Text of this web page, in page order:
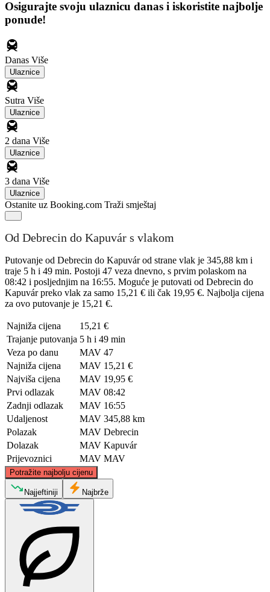
Osigurajte svoju ulaznicu danas i iskoristite najbolje
ponude!
Danas Više
Ulaznice
Sutra Više
Ulaznice
2 dana Više
Ulaznice
3 dana Više
Ulaznice
Ostanite uz Booking.com Traži smještaj
Od Debrecin do Kapuvár s vlakom
Putovanje od Debrecin do Kapuvár od strane vlak je 345,88 km i
traje 5 h i 49 min. Postoji 47 veza dnevno, s prvim polaskom na
08:42 i posljednjim na 16:55. Moguće je putovati od Debrecin do
Kapuvár preko vlak za samo 15,21 € ili čak 19,95 €. Najbolja cijena
za ovo putovanje je 15,21 €.
Najniža cijena
15,21 €
Trajanje putovanja 5 h i 49 min
Veza po danu
MAV 47
Najniža cijena
MAV 15,21 €
Najviša cijena
MAV 19,95 €
Prvi odlazak
MAV 08:42
Zadnji odlazak
MAV 16:55
Udaljenost
MAV 345,88 km
Polazak
MAV Debrecin
Dolazak
MAV Kapuvár
Prijevoznici
MAV MAV
Potražite najbolju cijenu
Kapuvar
Najjeftiniji Najbrže